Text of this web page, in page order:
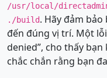
/usr/local/
./build. Hãy đảm
đến đúng vị trí. Một
denied”, cho thấy
chắc chắn rằng bạn